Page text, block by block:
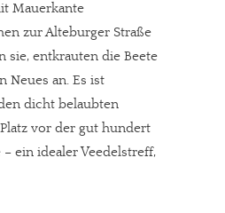
Mauerkante
zur Alteburger Straße
sie, entkrauten die Beete
Neues an. Es ist
dicht belaubten
vor der gut hundert
ein idealer Veedelstreff,